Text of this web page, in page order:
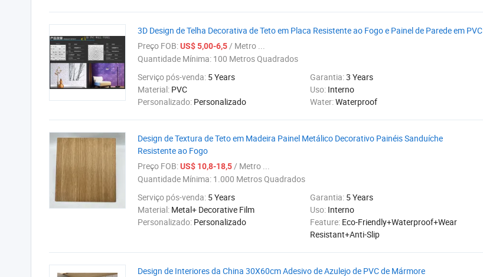
3D Design de Telha Decorativa de Teto em Placa Resistente ao Fogo e Painel de Parede em PVC
Preço FOB:US$ 5,00-6,5/ Metro ...
Quantidade Mínima: 100 Metros Quadrados
Serviço pós-venda: 5 Years Garantia:3 Years
Material: PVC Uso: Interno
Personalizado: Personalizado Water:Waterproof
Design de Textura de Teto em Madeira Painel Metálico Decorativo Painéis Sanduíche
Resistente ao Fogo
Preço FOB:US$ 10,8-18,5/ Metro ...
Quantidade Mínima: 1.000 Metros Quadrados
Serviço pós-venda: 5 Years Garantia: 5 Years
Material: Metal+ Decorative Film Uso: Interno
Personalizado: Personalizado Feature: Eco-Friendly+Waterproof+Wear
Resistant+Anti-Slip
Design de Interiores da China 30X60cm Adesivo de Azulejo de PVC de Mármore